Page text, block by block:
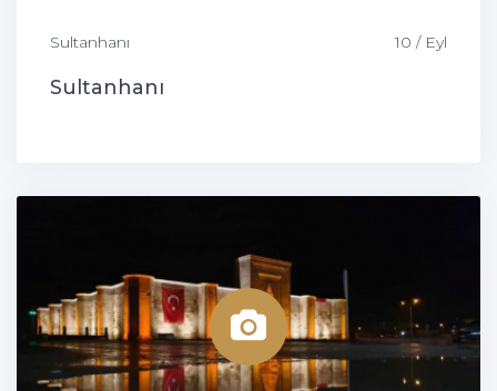
Sultanhanı 10 / Eyl
Sultanhanı